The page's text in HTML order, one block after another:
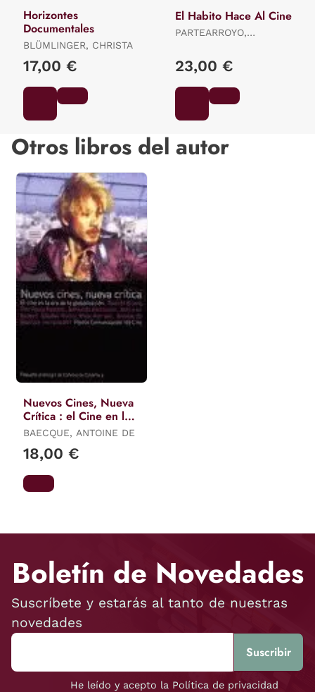
Horizontes
Documentales
BLÜMLINGER, CHRISTA
17,00 €
El Habito Hace Al Cine
PARTEARROYO,
23,00 €
Otros libros del autor
Nuevos Cines, Nueva
Crítica : el Cine en la
Era de la
Globalización
BAECQUE, ANTOINE DE
18,00 €
Boletín de Novedades
Suscríbete y estarás al tanto de nuestras
novedades
He leído y acepto la Política de privacidad